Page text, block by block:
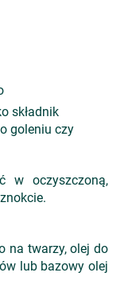
składnik
goleniu czy
w oczyszczoną,
na twarzy, olej do
lub bazowy olej